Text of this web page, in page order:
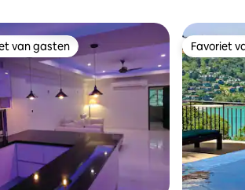
van gasten
van gasten Favoriet
Favoriet